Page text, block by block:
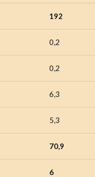
192
0,2
0,2
6,3
5,3
70,9
6